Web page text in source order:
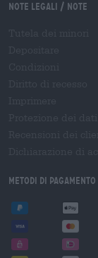
Note legali / Note
Metodi di pagamento